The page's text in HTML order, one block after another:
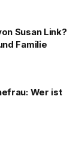
Susan Link?
Familie
Wer ist